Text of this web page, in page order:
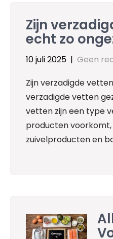
Zijn
echt zo
10 juli 2025 | Geen
Zijn verzadigde
verzadigde vetten
vetten zijn een type
producten voorkomt,
zuivelproducten en